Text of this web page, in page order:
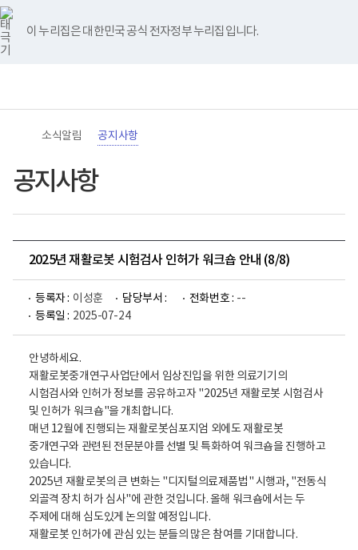
바
로
가
기
메
이 누리집은 대한민국 공식 전자정부 누리집입니다.
너
비
767px
이
하
영
검
메
홈
소식알림 공지사항
공지사항
2025년 재활로봇 시험검사 인허가 워크숍 안내 (8/8)
등록자 : 이성훈 담당부서 : 전화번호 : --
등록일 : 2025-07-24
안녕하세요.
재활로봇중개연구사업단에서 임상진입을 위한 의료기기의
시험검사와 인허가 정보를 공유하고자 "2025년 재활로봇 시험검사
및 인허가 워크숍"을 개최합니다.
매년 12월에 진행되는 재활로봇심포지엄 외에도 재활로봇
중개연구와 관련된 전문분야를 선별 및 특화하여 워크숍을 진행하고
있습니다.
2025년 재활로봇의 큰 변화는 "디지털의료제품법" 시행과, "전동식
외골격 장치 허가 심사"에 관한 것입니다. 올해 워크숍에서는 두
주제에 대해 심도있게 논의할 예정입니다.
재활로봇 인허가에 관심 있는 분들의 많은 참여를 기대합니다.
유
튜
브
블
로
그
인
스
타
그
램
페
이
스
북